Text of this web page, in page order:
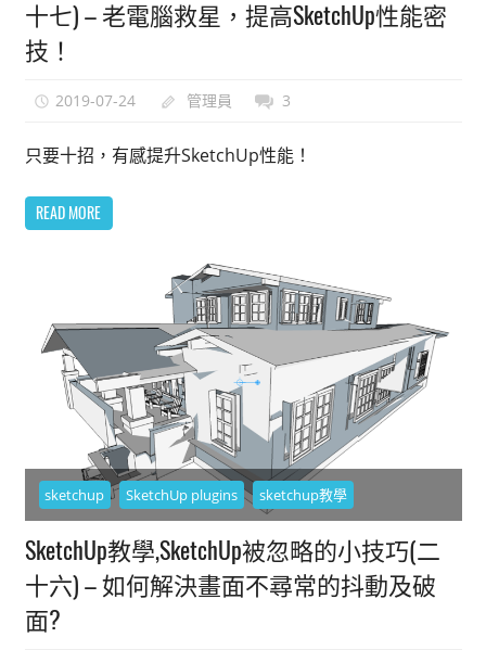
十七) – 老電腦救星，提高SketchUp性能密
技！
2019-07-24 管理員 3
只要十招，有感提升SketchUp性能！
READ MORE
sketchup SketchUp plugins sketchup教學
SketchUp教學,SketchUp被忽略的小技巧(二
十六) – 如何解決畫面不尋常的抖動及破
面?